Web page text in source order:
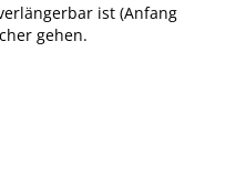
ist (Anfang
gehen.